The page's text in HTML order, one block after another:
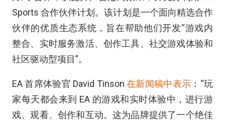
Sports 合作伙伴计划。该计划是一个面向精选合作
伙伴的优质生态系统，旨在帮助他们开发“游戏内
整合、实时服务激活、创作工具、社交游戏体验和
社区驱动型项目”。
EA 首席体验官 David Tinson 在新闻稿中表示 ：“玩
家每天都会来到 EA 的游戏和实时体验中，进行游
戏、观看、创作和互动。这为品牌提供了一个绝佳